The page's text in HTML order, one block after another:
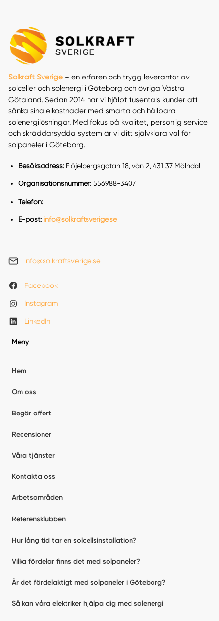
Solkraft Sverige– en erfaren och trygg leverantör av
solceller och solenergi i Göteborg och övriga Västra
Götaland. Sedan 2014 har vi hjälpt tusentals kunder att
sänka sina elkostnader med smarta och hållbara
solenergilösningar. Med fokus på kvalitet, personlig service
och skräddarsydda system är vi ditt självklara val för
solpaneler i Göteborg.
Besöksadress: Flöjelbergsgatan 18, vån 2, 431 37 Mölndal
Organisationsnummer: 556988-3407
Telefon:
E-post: info@solkraftsverige.se
info@solkraftsverige.se
Facebook
Instagram
LinkedIn
Meny
Hem
Om oss
Begär offert
Recensioner
Våra tjänster
Kontakta oss
Arbetsområden
Referensklubben
Hur lång tid tar en solcellsinstallation?
Vilka fördelar finns det med solpaneler?
Är det fördelaktigt med solpaneler i Göteborg?
Så kan våra elektriker hjälpa dig med solenergi